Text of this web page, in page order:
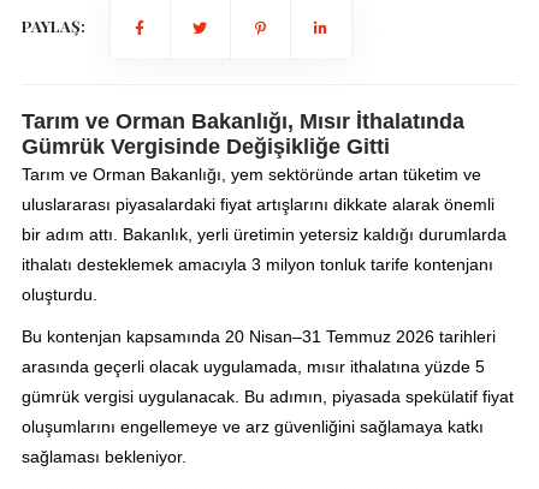
PAYLAŞ:
Tarım ve Orman Bakanlığı, Mısır İthalatında
Gümrük Vergisinde Değişikliğe Gitti
Tarım ve Orman Bakanlığı, yem sektöründe artan tüketim ve
uluslararası piyasalardaki fiyat artışlarını dikkate alarak önemli
bir adım attı. Bakanlık, yerli üretimin yetersiz kaldığı durumlarda
ithalatı desteklemek amacıyla 3 milyon tonluk tarife kontenjanı
oluşturdu.
Bu kontenjan kapsamında 20 Nisan–31 Temmuz 2026 tarihleri
arasında geçerli olacak uygulamada, mısır ithalatına yüzde 5
gümrük vergisi uygulanacak. Bu adımın, piyasada spekülatif fiyat
oluşumlarını engellemeye ve arz güvenliğini sağlamaya katkı
sağlaması bekleniyor.